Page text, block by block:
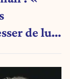
de lui